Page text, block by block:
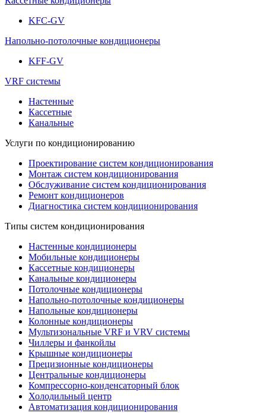
KFC-GV
Напольно-потолочные кондиционеры
KFF-GV
VRF системы
Настенные
Кассетные
Канальные
Услуги по кондиционированию
Проектирование систем кондиционирования
Монтаж систем кондиционирования
Обслуживание систем кондиционирования
Ремонт кондиционеров
Диагностика систем кондиционирования
Типы систем кондиционирования
Настенные кондиционеры
Мобильные кондиционеры
Кассетные кондиционеры
Канальные кондиционеры
Потолочные кондиционеры
Напольно-потолочные кондиционеры
Напольные кондиционеры
Колонные кондиционеры
Мультизональные VRF и VRV системы
Чиллеры и фанкойлы
Крышные кондиционеры
Прецизионные кондиционеры
Центральные кондиционеры
Компрессорно-конденсаторный блок
Холодильный центр
Автоматизация кондиционирования